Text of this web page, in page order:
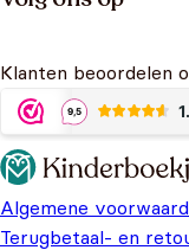
Klanten beoordelen
Algemene
Terugbetaal- en